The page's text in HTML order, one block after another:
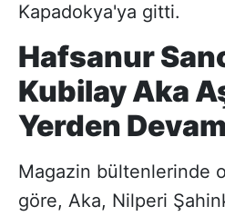
Kapadokya'ya gitti.
Hafsanur
Kubilay Aka
Yerden
Magazin bültenlerinde
göre, Aka, Nilperi